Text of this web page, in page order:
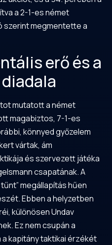
a 2-1-es német
szerint megmentette a
erő és a
mutatott a német
magabiztos, 7-1-es
könnyed győzelem
vártak, ám
és szervezett játéka
csapatának. A
megállapítás hűen
Ebben a helyzetben
különösen Undav
Ez nem csupán a
kapitány taktikai érzékét